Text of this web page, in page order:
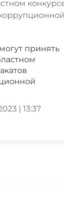
принять
| 13:37